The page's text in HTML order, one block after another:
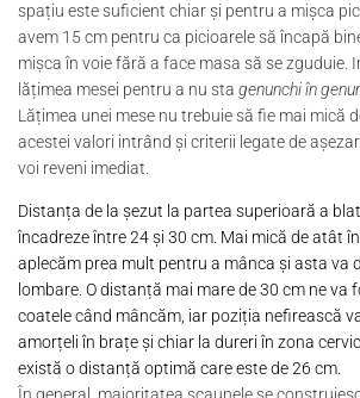
spațiu este suficient chiar și pentru a mișca
avem 15 cm pentru ca picioarele să încapă
mișca în voie fără a face masa să se zguduie.
lățimea mesei pentru a nu sta genunchi în
Lățimea unei mese nu trebuie să fie mai mică
acestei valori intrând și criterii legate de
voi reveni imediat.
Distanța de la șezut la partea superioară a
încadreze între 24 și 30 cm. Mai mică de atât
aplecăm prea mult pentru a mânca și asta va
lombare. O distanță mai mare de 30 cm ne va
coatele când mâncăm, iar poziția nefirească
amorțeli în brațe și chiar la dureri în zona
există o distanță optimă care este de 26 cm.